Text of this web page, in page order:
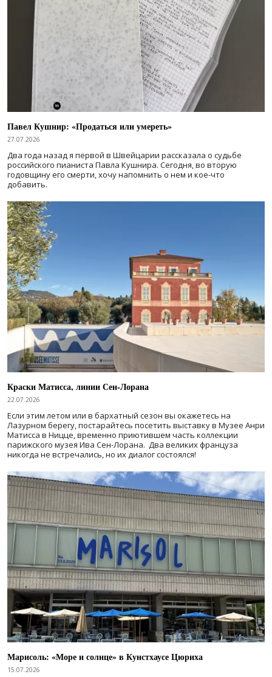
Павел Кушнир: «Продаться или умереть»
27.07.2026
Два года назад я первой в Швейцарии рассказала о судьбе
российского пианиста Павла Кушнира. Сегодня, во вторую
годовщину его смерти, хочу напомнить о нем и кое-что
добавить.
Краски Матисса, линии Сен-Лорана
22.07.2026
Если этим летом или в бархатный сезон вы окажетесь на
Лазурном берегу, постарайтесь посетить выставку в Музее Анри
Матисса в Ницце, временно приютившем часть коллекции
парижского музея Ива Сен-Лорана. Два великих француза
никогда не встречались, но их диалог состоялся!
Марисоль: «Море и солнце» в Кунстхаусе Цюриха
15.07.2026